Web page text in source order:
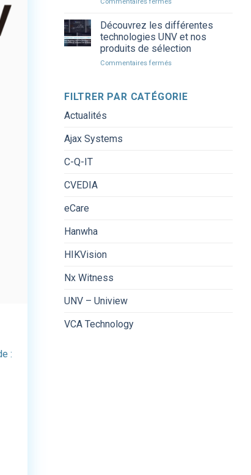
:
base
analytique
de
Nx
Witness
intelligent
:
et
si
votre
à
Découvrez les différentes
technologies UNV et nos
produits de sélection
Commentaires ferméssur
différentes
FILTRER PAR CATÉGORIE
Actualités
Ajax Systems
C-Q-IT
CVEDIA
eCare
Hanwha
HIKVision
Nx Witness
UNV – Uniview
VCA Technology